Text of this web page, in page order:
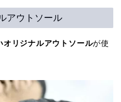
アウトソール
オリジナルアウトソールが使